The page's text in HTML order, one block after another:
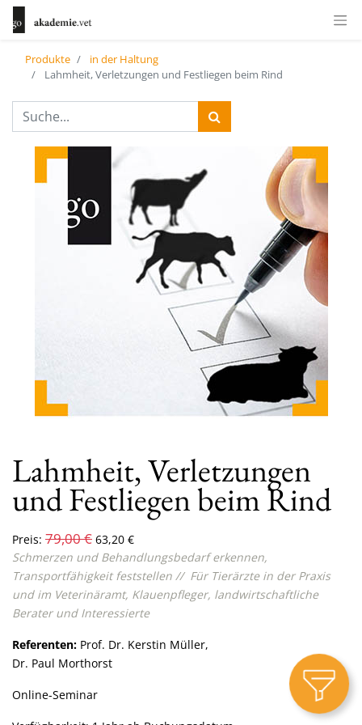
Produkte
in der Haltung
Lahmheit, Verletzungen und Festliegen beim Rind
Lahmheit, Verletzungen
und Festliegen beim Rind
Preis: 79,00€ 63,20 €
Schmerzen und Behandlungsbedarf erkennen,
Transportfähigkeit feststellen // Für Tierärzte in der Praxis
und im Veterinäramt, Klauenpfleger, landwirtschaftliche
Berater und Interessierte
Referenten: Prof. Dr. Kerstin Müller,
Dr. Paul Morthorst
Online-Seminar